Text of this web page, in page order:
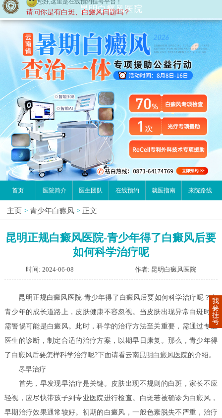
昆明白癜风医院
首页 医院简介 医生团队 在线预约 就医指南 来院路线
主页 > 青少年白癜风 > 正文
昆明正规白癜风医院-青少年得了白癜风后要
如何科学治疗呢
时间: 2024-06-08 作者: 昆明白癜风医院
昆明正规白癜风医院-青少年得了白癜风后要如何科学治疗呢？在
青少年的成长道路上，皮肤健康不容忽视。当皮肤出现异常白斑时，
需警惕可能是白癜风。此时，科学的治疗方法至关重要，需通过专业
医生的诊断，制定合适的治疗方案，以期早日康复。那么，青少年得
了白癜风后要怎样科学治疗呢?下面请看云南昆明白癜风医院的介绍。
尽早治疗
首先，早发现早治疗是关键。皮肤出现不规则的白斑，家长不应
轻视，应尽快带孩子到专业医院进行检查。白斑若被确诊为白癜风，
早期治疗效果通常较好。初期的白癜风，一般色素脱失不严重，治疗
我
要
挂
号